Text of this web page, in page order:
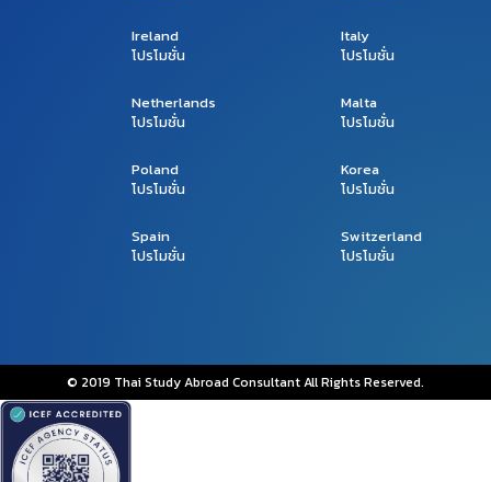
Ireland
โปรโมชั่น
Italy
โปรโมชั่น
Netherlands
โปรโมชั่น
Malta
โปรโมชั่น
Poland
โปรโมชั่น
Korea
โปรโมชั่น
Spain
โปรโมชั่น
Switzerland
โปรโมชั่น
© 2019 Thai Study Abroad Consultant All Rights Reserved.